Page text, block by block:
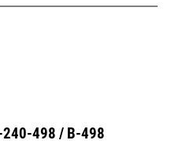
240-498 / B-498